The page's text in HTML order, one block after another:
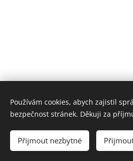
Jiří Lešikar |+420 792 457 995
Tatenice 251, Tatenice 561
Používám cookies, abych zajistil
bezpečnost stránek. Děkuji za
Přijmout nezbytné